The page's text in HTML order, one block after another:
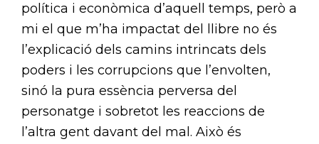
política i econòmica d’aquell temps, però a
mi el que m’ha impactat del llibre no és
l’explicació dels camins intrincats dels
poders i les corrupcions que l’envolten,
sinó la pura essència perversa del
personatge i sobretot les reaccions de
l’altra gent davant del mal. Això és